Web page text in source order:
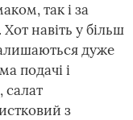
так і за
навіть у більш
дуже
подачі і
салат
з